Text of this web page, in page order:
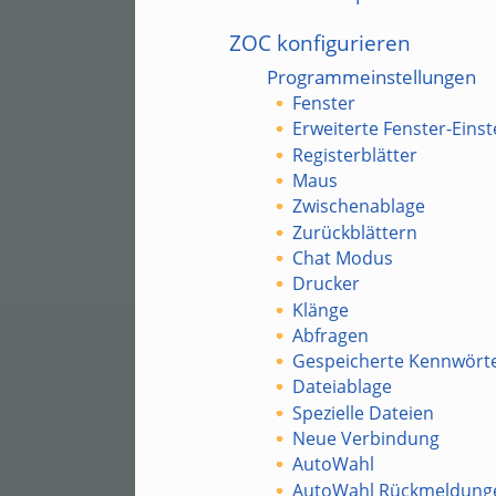
ZOC konfigurieren
Programmeinstellungen
Fenster
Erweiterte Fenster-
Registerblätter
Maus
Zwischenablage
Zurückblättern
Chat Modus
Drucker
Klänge
Abfragen
Gespeicherte
Dateiablage
Spezielle Dateien
Neue Verbindung
AutoWahl
AutoWahl